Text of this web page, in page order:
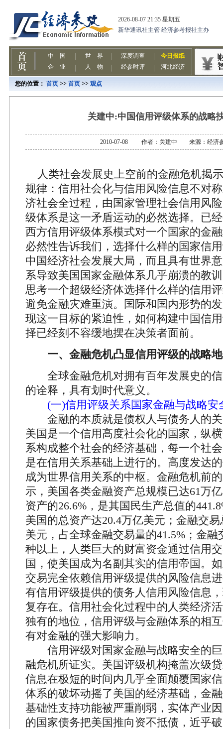
您的位置： 首页 >> 首页 >> 观点
关建中:中国信用评级体系的战略
2010-07-08 作者：关建中 来源：经济
人类社会发展史上空前的金融危机揭
规律：信用社会化与信用风险信息不对
济社会全过程，由国家管理社会信用风
级体系是这一矛盾运动的必然选择。已
西方信用评级体系模式对一个国家的金
必然性告诉我们，选择什么样的国家信
中国经济社会发展大局，而且具有世界
系导致美国国家金融体系几乎崩溃的教
思考一个超级经济体选择什么样的信用
避免金融灾难重演。国际和国内形势的
现这一目标的紧迫性，如何构建中国信
择已经刻不容缓地摆在决策者面前。
一、金融危机凸显信用评级的战略
全球金融危机对拥有百年发展史的信
的诠释，具有划时代意义。
(一)信用评级关系国家金融与战略安
金融的本质就是债权人与债务人的关
美国是一个信用高度社会化的国家，纵
系构成整个社会的经济基础，每一个社
是在信用关系基础上进行的。高度发达
成为世界信用关系的中枢。金融危机前
示，美国各类金融资产总规模已达61万
资产的26.6%，是其国民生产总值的
美国的总资产达20.4万亿美元；金融交
美元，占全球金融交易量的41.5%；金融
种以上，人类巨大的财富资金通过信用
国，使美国成为名副其实的信用帝国。
交易完全依赖信用评级提供的风险信息
有信用评级提供的债务人信用风险信息
复存在。信用社会化过程中的人类经济
独有的地位，信用评级与金融体系的相
有对金融的强大影响力。
信用评级对国家金融与战略安全的巨
融危机所证实。美国评级机构掩盖次级
信息在极短的时间内几乎全面颠覆国家
体系的破坏动摇了美国的经济基础，金
基础性支持功能被严重削弱，实体产业
的国家债务把美国推向资不抵债，近乎